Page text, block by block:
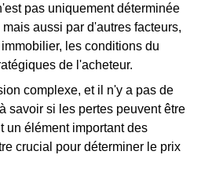
pas uniquement déterminée
aussi par d'autres facteurs,
les conditions du
de l'acheteur.
complexe, et il n'y a pas de
savoir si les pertes peuvent être
un élément important des
crucial pour déterminer le prix